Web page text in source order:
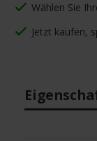
Wählen Sie
Jetzt kaufen,